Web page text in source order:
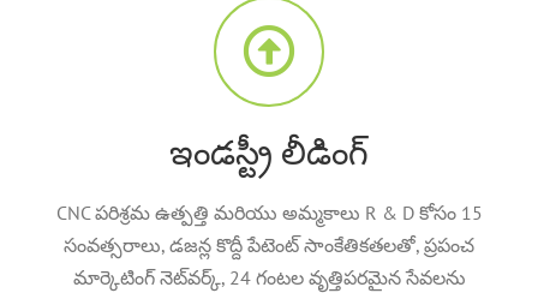
ఇండస్ట్రీ లీడింగ్
CNC పరిశ్రమ ఉత్పత్తి మరియు అమ్మకాలు R & D కోసం 15
సంవత్సరాలు, డజన్ల కొద్దీ పేటెంట్ సాంకేతికతలతో, ప్రపంచ
మార్కెటింగ్ నెట్‌వర్క్, 24 గంటల వృత్తిపరమైన సేవలను